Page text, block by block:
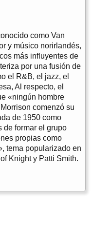
como Van
y músico norirlandés,
más influyentes de
por una fusión de
el R&B, el jazz, el
Al respecto, el
«ningún hombre
comenzó su
de 1950 como
de formar el grupo
propias como
tema popularizado en
Knight y Patti Smith.